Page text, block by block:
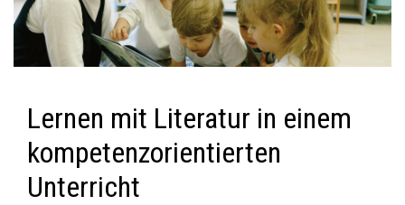
Lernen mit Literatur in einem
kompetenzorientierten
Unterricht